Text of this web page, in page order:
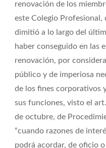
renovación de los
este Colegio Profesional,
dimitió a lo largo del
haber conseguido en las
renovación, por
público y de imperiosa
de los fines corporativos
sus funciones, visto el
de octubre, de
“cuando razones de
podrá acordar, de oficio